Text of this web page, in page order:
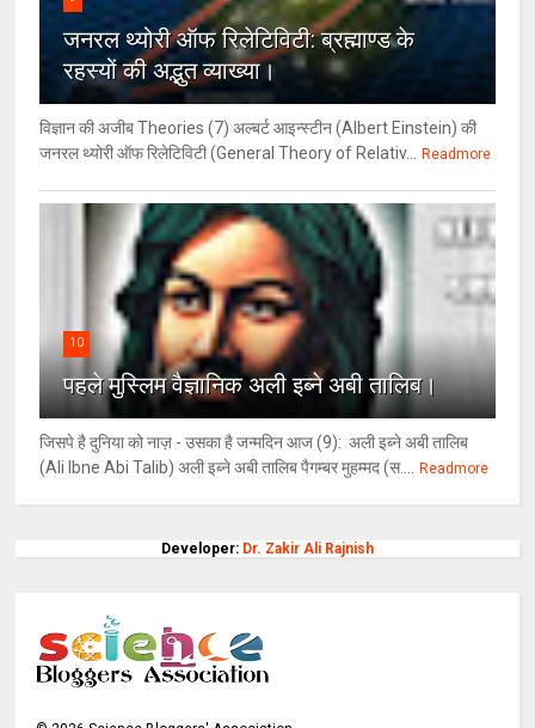
जनरल थ्‍योरी ऑफ रिलेटिविटी: ब्रह्माण्‍ड के
रहस्‍यों की अद्भुत व्‍याख्‍या।
विज्ञान की अजीब Theories (7) अल्‍बर्ट आइन्स्टीन (Albert Einstein) की
जनरल थ्योरी ऑफ रिलेटिविटी (General Theory of Relativ...
Readmore
10
पहले मुस्लिम वैज्ञानिक अली इब्ने अबी तालिब।
जिसपे है दुनिया को नाज़ - उसका है जन्मदिन आज (9): अली इब्ने अबी तालिब
(Ali Ibne Abi Talib) अली इब्ने अबी तालिब पैगम्बर मुहम्मद (स....
Readmore
Developer: Dr. Zakir Ali Rajnish